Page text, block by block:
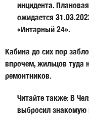
инцидента.
ожидается
«Интарный 24».
Кабина до сих пор
впрочем, жильцов туда
ремонтников.
Читайте также: В
выбросил знакомую